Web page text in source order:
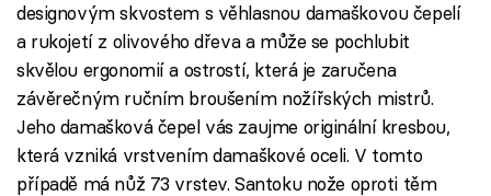
designovým skvostem s věhlasnou damaškovou čepelí
a rukojetí z olivového dřeva a může se pochlubit
skvělou ergonomií a ostrostí, která je zaručena
závěrečným ručním broušením nožířských mistrů.
Jeho damašková čepel vás zaujme originální kresbou,
která vzniká vrstvením damaškové oceli. V tomto
případě má nůž 73 vrstev. Santoku nože oproti těm